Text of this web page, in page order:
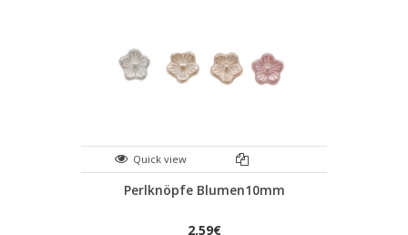
Quick view
Perlknöpfe Blumen10mm
2,59€